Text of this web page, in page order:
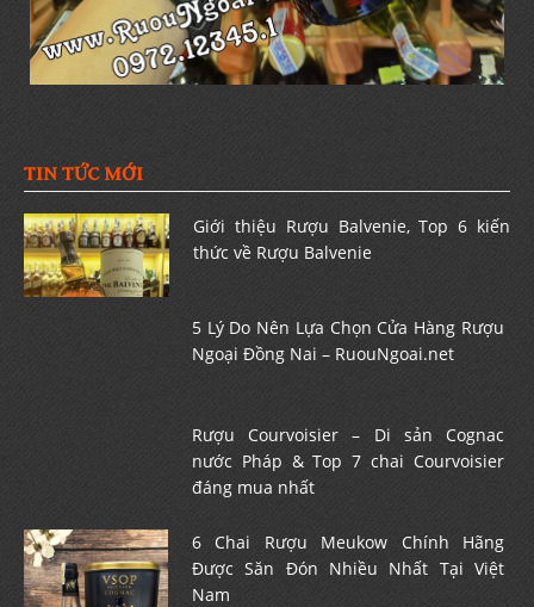
TIN TỨC MỚI
Giới thiệu Rượu Balvenie, Top 6 kiến
thức về Rượu Balvenie
5 Lý Do Nên Lựa Chọn Cửa Hàng Rượu
Ngoại Đồng Nai – RuouNgoai.net
Rượu Courvoisier – Di sản Cognac
nước Pháp & Top 7 chai Courvoisier
đáng mua nhất
6 Chai Rượu Meukow Chính Hãng
Được Săn Đón Nhiều Nhất Tại Việt
Nam